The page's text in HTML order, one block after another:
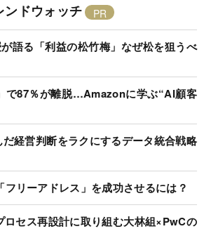
ンドウォッチ
語る「利益の松竹梅」なぜ松を狙うべ
で87％が離脱…Amazonに学ぶ“AI顧客
経営判断をラクにするデータ統合戦略
リーアドレス」を成功させるには？
セス再設計に取り組む大林組×PwCの